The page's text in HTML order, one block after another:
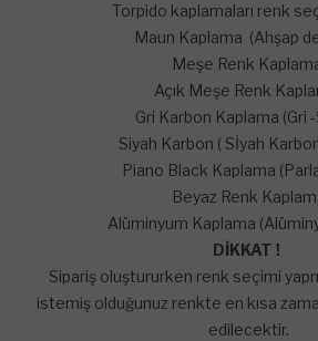
Torpido kaplamaları renk
Maun Kaplama (Ahşap
Meşe Renk
Açık Meşe Renk
Gri Karbon Kaplama (Gri -
Siyah Karbon ( Sİyah
Piano Black Kaplama
Beyaz Renk
Alüminyum Kaplama
DİKKAT !
Sipariş oluştururken renk seçimi
istemiş olduğunuz renkte en kısa
edilecektir.